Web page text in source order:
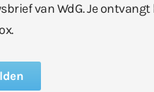
van WdG. Je